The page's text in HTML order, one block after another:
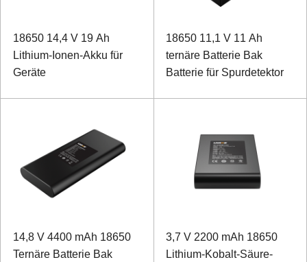
18650 14,4 V 19 Ah
Lithium-Ionen-Akku für
Geräte
18650 11,1 V 11 Ah
ternäre Batterie Bak
Batterie für Spurdetektor
14,8 V 4400 mAh 18650
Ternäre Batterie Bak
3,7 V 2200 mAh 18650
Lithium-Kobalt-Säure-